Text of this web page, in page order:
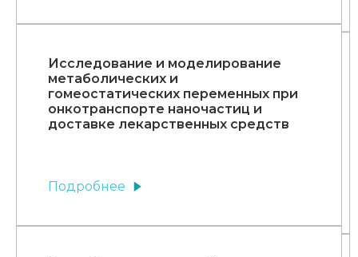
Исследование и моделирование
метаболических и
гомеостатических переменных при
онкотранспорте наночастиц и
доставке лекарственных средств
Подробнее